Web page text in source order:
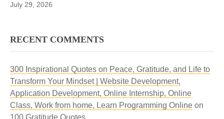
July 29, 2026
RECENT COMMENTS
300 Inspirational Quotes on Peace, Gratitude, and Life to
Transform Your Mindset | Website Development,
Application Development, Online Internship, Online
Class, Work from home, Learn Programming Online on
100 Gratitude Quotes